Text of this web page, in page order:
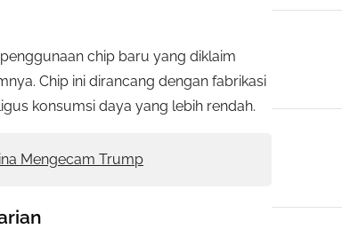
chip baru yang diklaim
Chip ini dirancang dengan fabrikasi
konsumsi daya yang lebih rendah.
Mengecam Trump